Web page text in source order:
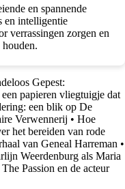
en spannende
en intelligentie
verrassingen zorgen en
Gepest:
papieren vliegtuigje dat
een blik op De
Verwennerij • Hoe
het bereiden van rode
van Geneal Harreman •
Weerdenburg als Maria
Passion en de acteur